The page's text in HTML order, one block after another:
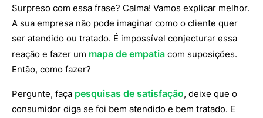
Surpreso com essa frase? Calma! Vamos explicar melhor.
A sua empresa não pode imaginar como o cliente quer
ser atendido ou tratado. É impossível conjecturar essa
reação e fazer um mapa de empatia com suposições.
Então, como fazer?
Pergunte, faça pesquisas de satisfação, deixe que o
consumidor diga se foi bem atendido e bem tratado. E